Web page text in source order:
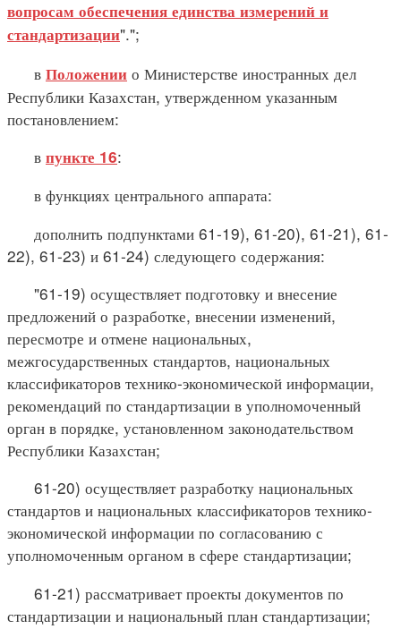
вопросам обеспечения единства измерений и
стандартизации".";
в Положении о Министерстве иностранных дел
Республики Казахстан, утвержденном указанным
постановлением:
в пункте 16:
в функциях центрального аппарата:
дополнить подпунктами 61-19), 61-20), 61-21), 61-
22), 61-23) и 61-24) следующего содержания:
"61-19) осуществляет подготовку и внесение
предложений о разработке, внесении изменений,
пересмотре и отмене национальных,
межгосударственных стандартов, национальных
классификаторов технико-экономической информации,
рекомендаций по стандартизации в уполномоченный
орган в порядке, установленном законодательством
Республики Казахстан;
61-20) осуществляет разработку национальных
стандартов и национальных классификаторов технико-
экономической информации по согласованию с
уполномоченным органом в сфере стандартизации;
61-21) рассматривает проекты документов по
стандартизации и национальный план стандартизации;